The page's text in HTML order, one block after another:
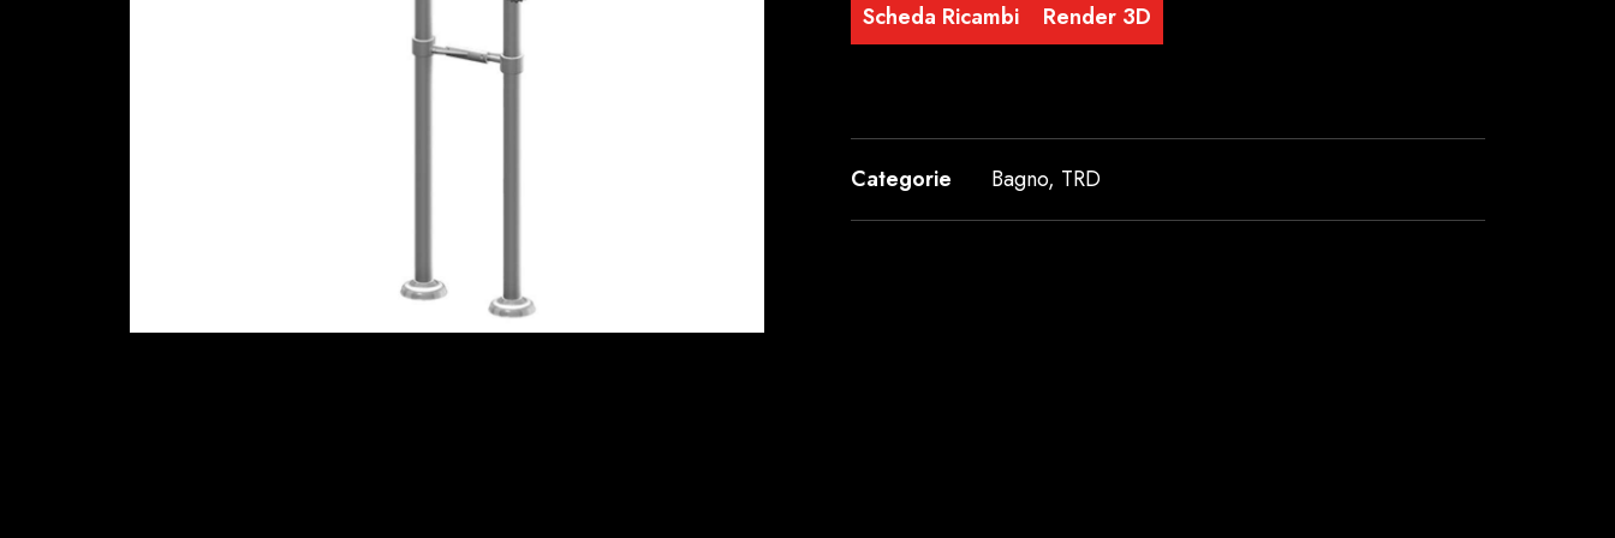
Scheda Ricambi Render 3D
Categorie Bagno, TRD